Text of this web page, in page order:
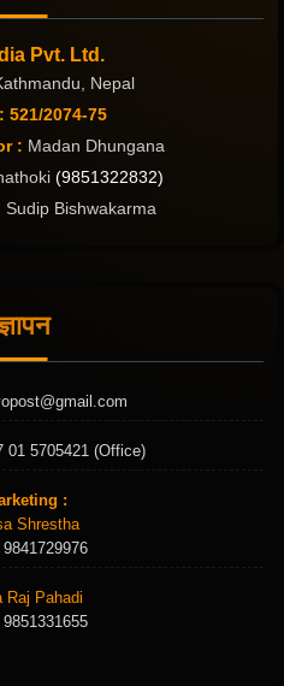
Pvt. Ltd.
Nepal
521/2074-75
: Madan Dhungana
(9851322832)
Sudip Bishwakarma
01 5705421 (Office)
:
Shrestha
Raj Pahadi